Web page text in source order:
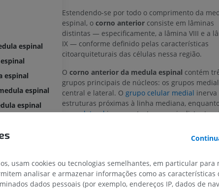
espinal
espinal
espinal
espinal
Estendendo-se por todo o comprimento da
espinal, o corno anteriorconsiste em lâminas
distintas — especificamente, a lâmina VIII e a
IX — conforme definido pelas características
citoarquiteturais das células nessa região.
O corno anterior da medula espinal contém
grupos principais de núcleos: os grupos
central e lateral. O grupo celular medial inerva
estruturas próximas à linha mediana,
grupo lateralinerva estruturas mais distantes
grupo central situa-se entre esses dois.
espinaldiferem entre as regiões cervical,
toracolombar e sacral da medula espinal. Na
torácica, os cornos anteriores são menores
usam cookies ou tecnologias semelhantes, em particular para
analisar e armazenar informações como as características
dados pessoais (por exemplo, endereços IP, dados de